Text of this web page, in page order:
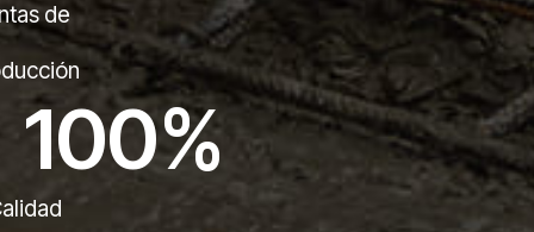
de
100%